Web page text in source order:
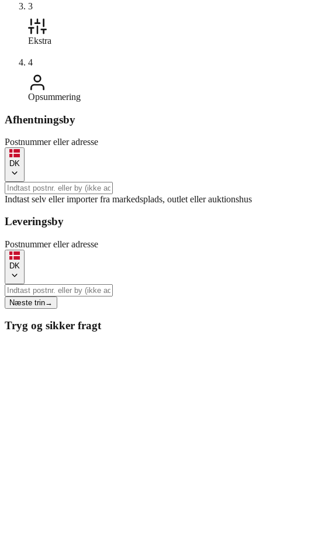
3
Ekstra
4
Opsummering
Afhentningsby
Postnummer eller adresse
DK
Indtast selv eller importer fra markedsplads, outlet eller auktionshus
Leveringsby
Postnummer eller adresse
DK
Næste trin→
Tryg og sikker fragt